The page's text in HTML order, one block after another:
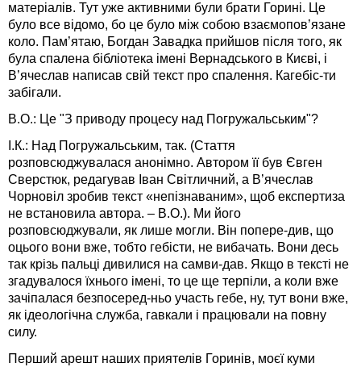
матеріалів. Тут уже активними були брати Горині. Це
було все відомо, бо це було між собою взаємопов’язане
коло. Пам’ятаю, Богдан Завадка прийшов після того, як
була спалена бібліотека імені Вернадського в Києві, і
В’ячеслав написав свій текст про спалення. Кагебіс-ти
забігали.
В.О.: Це "З приводу процесу над Погружальським"?
І.К.: Над Погружальським, так. (Стаття
розповсюджувалася анонімно. Автором її був Євген
Сверстюк, редагував Іван Світличний, а В’ячеслав
Чорновіл зробив текст «непізнаваним», щоб експертиза
не встановила автора. – В.О.). Ми його
розповсюджували, як лише могли. Він попере-див, що
оцього вони вже, тобто гебісти, не вибачать. Вони десь
так крізь пальці дивилися на самви-дав. Якщо в тексті не
згадувалося їхнього імені, то це ще терпіли, а коли вже
зачіпалася безпосеред-ньо участь гебе, ну, тут вони вже,
як ідеологічна служба, гавкали і працювали на повну
силу.
Перший арешт наших приятелів Горинів, моєї куми